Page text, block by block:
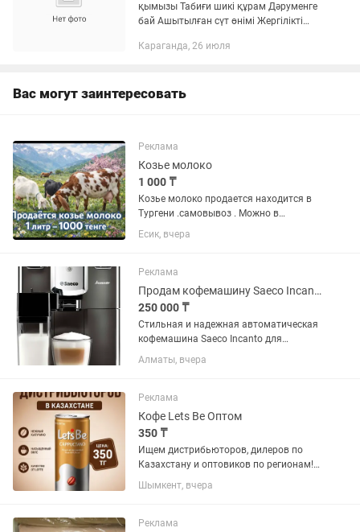
қымызы Табиғи шикі құрам Дәруменге
бай Ашытылған сүт өнімі Жергілікті
литрге дейін тапсырыс ала аламыз.
Караганда, 26 июля
Вас могут заинтересовать
Реклама
Козье молоко
1 000 ₸
Козье молоко продается находится в
Тургени .самовывоз . Можно в
замороженном виде .
Есик, вчера
Реклама
Продам кофемашину Saeco Incanto (автоматическая, с капучинатором)
250 000 ₸
Стильная и надежная автоматическая
кофемашина Saeco Incanto для
настоящих ценителей кофе. Готовит
ароматный эспрессо, лунго, капучино и
кнопки. Встроенная кофемолка для...
Алматы, вчера
Реклама
Кофе Lets Be Оптом
350 ₸
Ищем дистрибьюторов, дилеров по
Казахстану и оптовиков по регионам!
Самый популярный в Южной Корее
кофейный напиток, производящийся из
Колумбия с добавлением молока. В...
Шымкент, вчера
Реклама